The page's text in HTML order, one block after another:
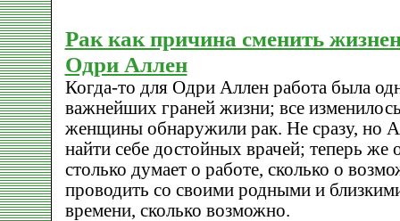
Рак как причина сменить
Одри Аллен
Когда-то для Одри Аллен работа была
важнейших граней жизни; все
женщины обнаружили рак. Не сразу, но
найти себе достойных врачей; теперь же
столько думает о работе, сколько о
проводить со своими родными и
времени, сколько возможно.